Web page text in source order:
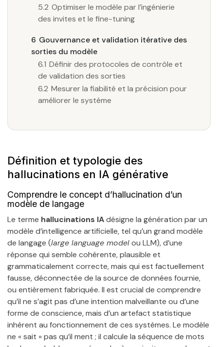
5.2 Optimiser le modèle par l’ingénierie
des invites et le fine-tuning
6 Gouvernance et validation itérative des
sorties du modèle
6.1 Définir des protocoles de contrôle et
de validation des sorties
6.2 Mesurer la fiabilité et la précision pour
améliorer le système
Définition et typologie des
hallucinations en IA générative
Comprendre le concept d’hallucination d’un
modèle de langage
Le terme hallucinations IAdésigne la génération par un
modèle d’intelligence artificielle, tel qu’un grand modèle
de langage (large language modelou LLM), d’une
réponse qui semble cohérente, plausible et
grammaticalement correcte, mais qui est factuellement
fausse, déconnectée de la source de données fournie,
ou entièrement fabriquée. Il est crucial de comprendre
qu’il ne s’agit pas d’une intention malveillante ou d’une
forme de conscience, mais d’un artefact statistique
inhérent au fonctionnement de ces systèmes. Le modèle
ne « sait » pas qu’il ment ; il calcule la séquence de mots